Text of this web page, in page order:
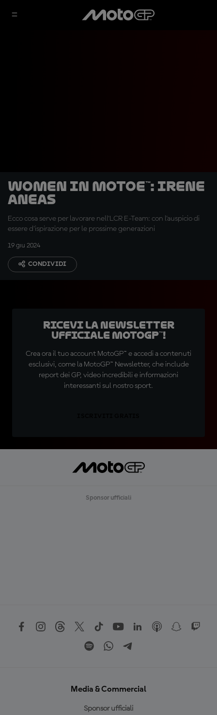
Women in MotoE™: Irene
Aneas
Ecco cosa serve per lavorare nell'LCR E-Team: con l'auspicio di
essere d'ispirazione per le prossime generazioni
19 giu 2024
CONDIVIDI
Ricevi la newsletter
ufficiale MotoGP™!
Crea ora il tuo account MotoGP™ e accedi a contenuti
esclusivi, come la MotoGP™ Newsletter, che include
report dei GP, video incredibili e informazioni
interessanti sul nostro sport.
Sponsor ufficiali
Media & Commercial
Sponsor ufficiali